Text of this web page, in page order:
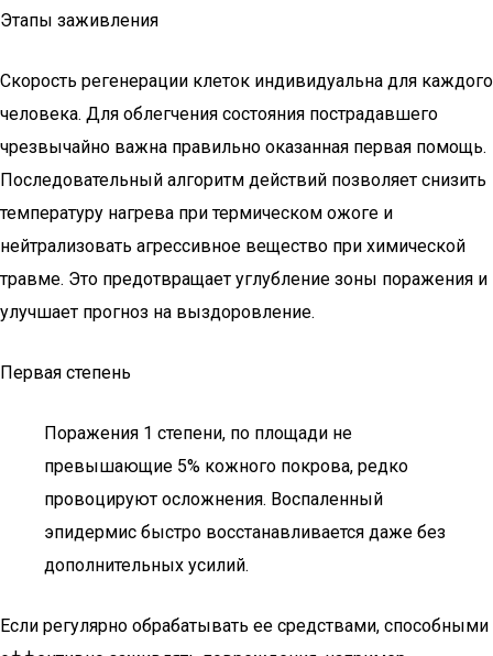
Этапы заживления
Скорость регенерации клеток индивидуальна для каждого
человека. Для облегчения состояния пострадавшего
чрезвычайно важна правильно оказанная первая помощь.
Последовательный алгоритм действий позволяет снизить
температуру нагрева при термическом ожоге и
нейтрализовать агрессивное вещество при химической
травме. Это предотвращает углубление зоны поражения и
улучшает прогноз на выздоровление.
Первая степень
Поражения 1 степени, по площади не
превышающие 5% кожного покрова, редко
провоцируют осложнения. Воспаленный
эпидермис быстро восстанавливается даже без
дополнительных усилий.
Если регулярно обрабатывать ее средствами, способными